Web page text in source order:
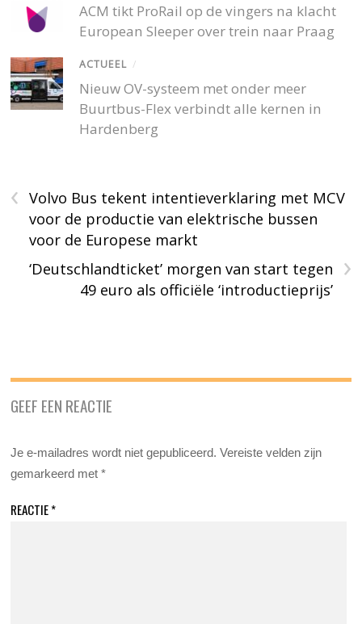
ACM tikt ProRail op de vingers na klacht
European Sleeper over trein naar Praag
ACTUEEL /
Nieuw OV-systeem met onder meer
Buurtbus-Flex verbindt alle kernen in
Hardenberg
‹
Volvo Bus tekent intentieverklaring met MCV
voor de productie van elektrische bussen
voor de Europese markt
›
‘Deutschlandticket’ morgen van start tegen
49 euro als officiële ‘introductieprijs’
GEEF EEN REACTIE
Je e-mailadres wordt niet gepubliceerd. Vereiste velden zijn
gemarkeerd met*
REACTIE*